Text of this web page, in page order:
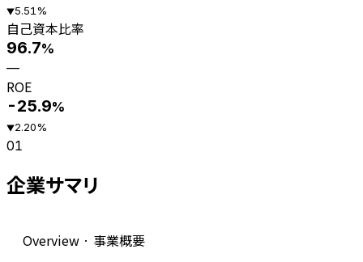
▼5.51 %
自己資本比率
96.7%
—
ROE
-25.9%
▼2.20%
01
企業サマリ
Overview · 事業概要